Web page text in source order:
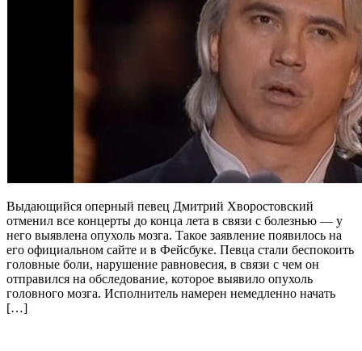
Выдающийся оперный певец Дмитрий Хворостовский
отменил все концерты до конца лета в связи с болезнью — у
него выявлена опухоль мозга. Такое заявление появилось на
его официальном сайте и в Фейсбуке. Певца стали беспокоить
головные боли, нарушение равновесия, в связи с чем он
отправился на обследование, которое выявило опухоль
головного мозга. Исполнитель намерен немедленно начать
[…]